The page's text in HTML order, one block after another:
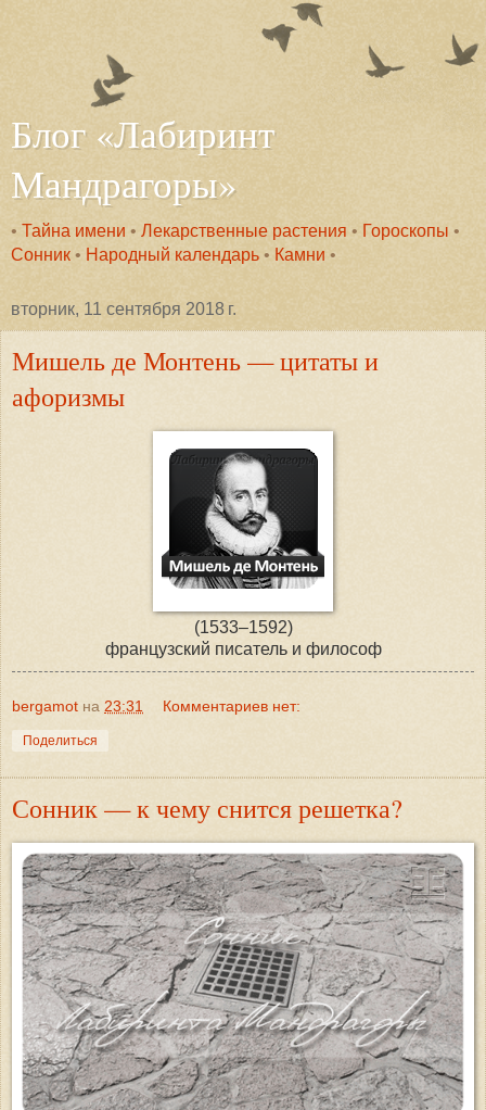
Блог «Лабиринт
Мандрагоры»
• Тайна имени • Лекарственные растения • Гороскопы •
Сонник • Народный календарь • Камни •
вторник, 11 сентября 2018 г.
Мишель де Монтень — цитаты и
афоризмы
(1533–1592)
французский писатель и философ
bergamot на 23:31 Комментариев нет:
Поделиться
Сонник — к чему снится решетка?